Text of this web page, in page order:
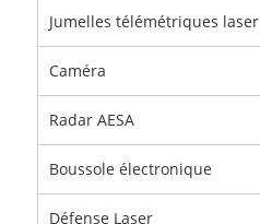
Jumelles télémétriques laser
Caméra
Radar AESA
Boussole électronique
Défense Laser